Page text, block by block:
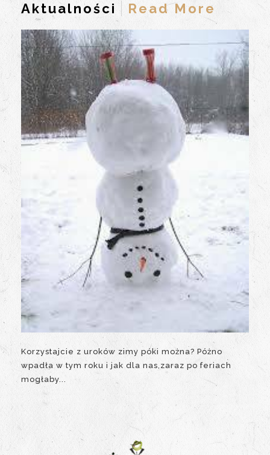
Aktualności
Read More
Korzystajcie z uroków zimy póki można? Póżno
wpadła w tym roku i jak dla nas,zaraz po feriach
mogłaby...